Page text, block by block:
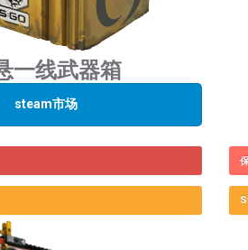
一线武器箱
steam市场